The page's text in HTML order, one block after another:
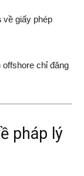
về giấy phép
chỉ đăng
pháp lý